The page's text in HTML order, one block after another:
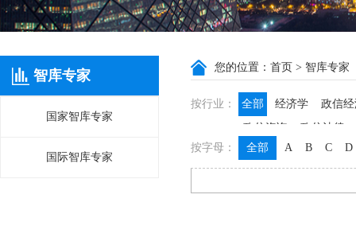
智库专家
国家智库专家
国际智库专家
您的位置： 首页 > 智库专家
按行业： 全部 经济学
政信
政信咨询
政信法律
按字母：
全部 A B C D